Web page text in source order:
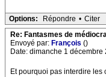
Options: Répondre • Citer
Re: Fantasmes de
Envoyé par: François ()
Date: dimanche 1 décembre
Et pourquoi pas interdire les